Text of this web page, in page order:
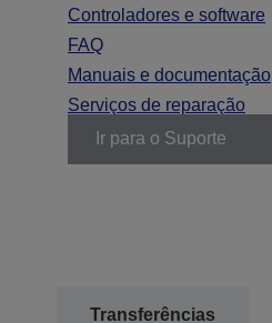
Controladores e software
FAQ
Manuais e documentação
Serviços de reparação
Ir para o Suporte
Transferências